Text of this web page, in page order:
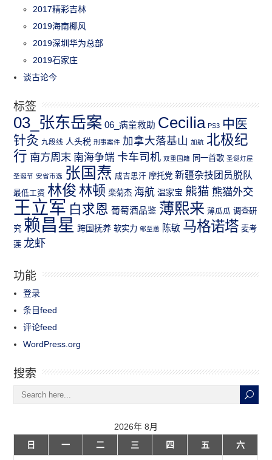
2017精彩吉林
2019海南椰风
2019深圳华为总部
2019石家庄
谈古论今
标签
03_张东岳案 06_病童救助 Cecilia PS3 中医
针灸 九段线 人头税 刑事案件 加拿大落基山 加航 北极纪
行 南方周末 南海争端 卡车司机 双重国籍 同一首歌 圣诞灯屋
圣诞节 安省市选 张国焘 成吉思汗 摩托党 新疆杂技团员脱队
最低工资 林俊 林顿 栾菊杰 海航 温家宝 熊猫 熊猫外交
王立军 白求恩 葡萄酒品鉴 薄熙来 薄瓜瓜 调查研
究 赖昌星 跨国抚养 软实力 邹至蕙 陈敏 马格诺塔 麦考
莲 龙虾
功能
登录
条目feed
评论feed
WordPress.org
搜索
2026年 8月
日
一 二 三 四 五 六